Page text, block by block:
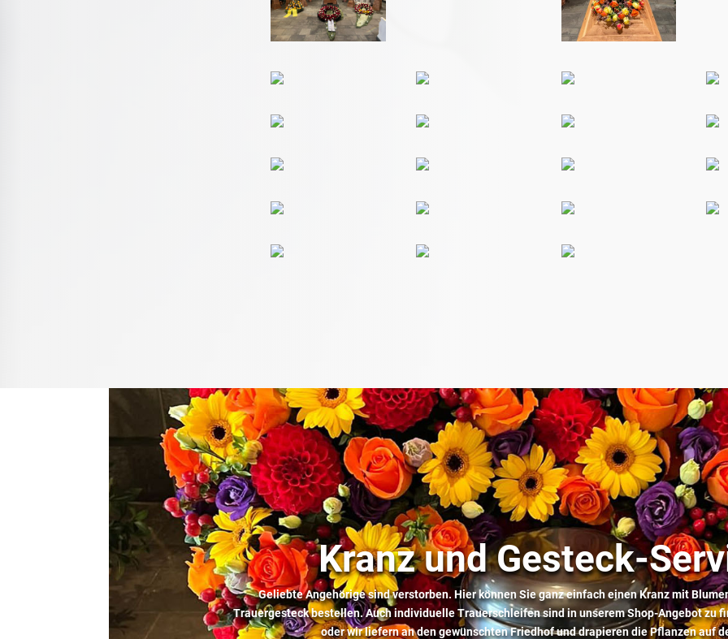
Kranz und Gesteck-
Geliebte Angehörige sind verstorben. Hier können Sie ganz einfach einen Kranz mit
Trauergesteck bestellen. Auch individuelle Trauerschleifen sind in unserem Shop-Angebot zu
oder wir liefern an den gewünschten Friedhof und drapieren die Pflanzen auf